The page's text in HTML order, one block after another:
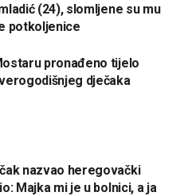
(24), slomljene su mu
potkoljenice
pronađeno tijelo
dječaka
nazvao heregovački
Majka mi je u bolnici, a ja